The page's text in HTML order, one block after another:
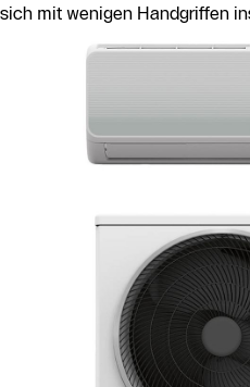
sich mit wenigen Handgriffen